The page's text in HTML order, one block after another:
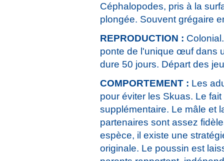
Céphalopodes, pris à la
plongée. Souvent grégaire
REPRODUCTION :
ponte de l'unique œuf dans
dure 50 jours. Départ des
COMPORTEMENT : Les
pour éviter les Skuas. Le
supplémentaire. Le mâle et
partenaires sont assez
espèce, il existe une
originale. Le poussin est